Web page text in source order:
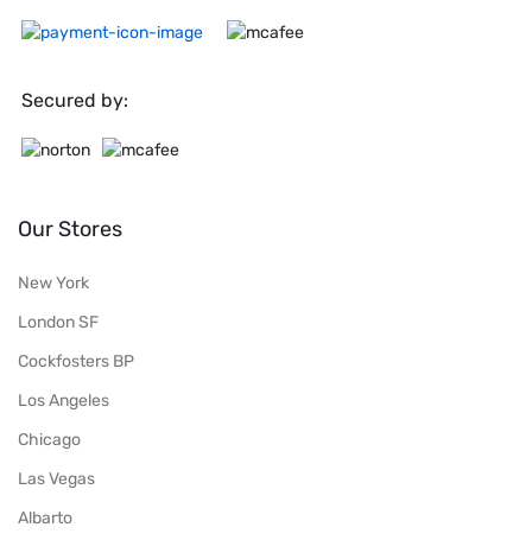
Secured by:
Our Stores
New York
London SF
Cockfosters BP
Los Angeles
Chicago
Las Vegas
Albarto